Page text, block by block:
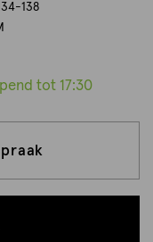
138
tot 17:30